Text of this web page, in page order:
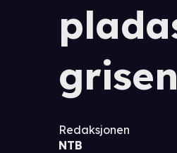
Redaksjonen
NTB